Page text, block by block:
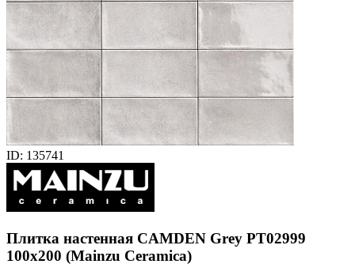
ID: 135741
Плитка настенная CAMDEN Grey PT02999
100x200 (Mainzu Ceramica)